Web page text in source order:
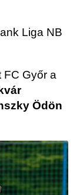
Liga NB
FC Győr a
Ödön